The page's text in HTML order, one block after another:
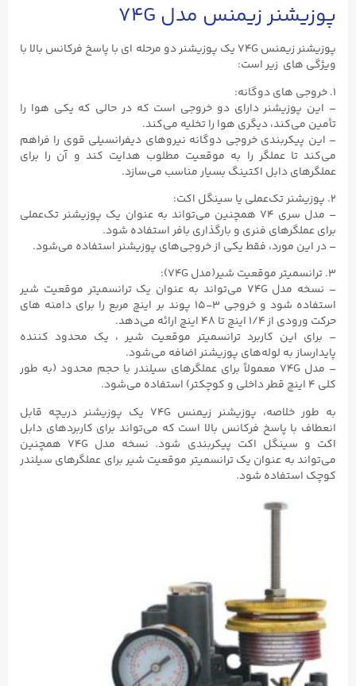
پوزیشنر زیمنس مدل 74G
پوزیشنر زیمنس 74G یک پوزیشنر دو مرحله ای با پاسخ فرکانس بالا با
ویژگی های زیر است:
۱. خروجی های دوگانه:
– این پوزیشنر دارای دو خروجی است که در حالی که یکی هوا را
تأمین می‌کند، دیگری هوا را تخلیه می‌کند.
– این پیکربندی خروجی دوگانه نیروهای دیفرانسیلی قوی را فراهم
می‌کند تا عملگر را به موقعیت مطلوب هدایت کند و آن را برای
عملگرهای دابل اکتینگ بسیار مناسب می‌سازد.
۲. پوزیشنر تک‌عملی یا سینگل اکت:
– مدل سری ۷۴ همچنین می‌تواند به عنوان یک پوزیشنر تک‌عملی
برای عملگرهای فنری و بارگذاری بافر استفاده شود.
– در این مورد، فقط یکی از خروجی‌های پوزیشنر استفاده می‌شود.
۳. ترانسمیتر موقعیت شیر(مدل 74G):
– نسخه مدل 74G می‌تواند به عنوان یک ترانسمیتر موقعیت شیر
استفاده شود و خروجی ۳-۱۵ پوند بر اینچ مربع را برای دامنه های
حرکت ورودی از ۱/۴ اینچ تا ۴۸ اینچ ارائه می‌دهد.
– برای این کاربرد ترانسمیتر موقعیت شیر ، یک محدود کننده
پایدارساز به لوله‌های پوزیشنر اضافه می‌شود.
– مدل 74G معمولاً برای عملگرهای سیلندر با حجم محدود (به طور
کلی ۴ اینچ قطر داخلی و کوچکتر) استفاده می‌شود.
به طور خلاصه، پوزیشنر زیمنس 74G یک پوزیشنر دریچه قابل
انعطاف با پاسخ فرکانس بالا است که می‌تواند برای کاربردهای دابل
اکت و سینگل اکت پیکربندی شود. نسخه مدل 74G همچنین
می‌تواند به عنوان یک ترانسمیتر موقعیت شیر برای عملگرهای سیلندر
کوچک استفاده شود.